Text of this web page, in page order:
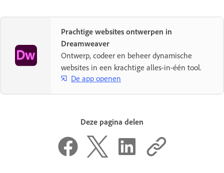
Prachtige websites ontwerpen in
Dreamweaver
Ontwerp, codeer en beheer dynamische
websites in een krachtige alles-in-één tool.
De app openen
Deze pagina delen